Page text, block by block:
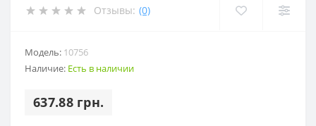
Отзывы: (0)
Модель: 10756
Наличие: Есть в наличии
637.88 грн.